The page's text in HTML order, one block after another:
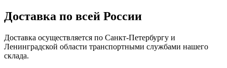
Доставка по всей России
Доставка осуществляется по Санкт-Петербургу и
Ленинградской области транспортными службами нашего
склада.